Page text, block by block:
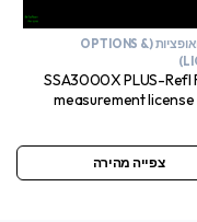
רשיונות ואופציות (OPTIONS &
SSA3000X PLUS-Refl
measurement
צפייה מהירה